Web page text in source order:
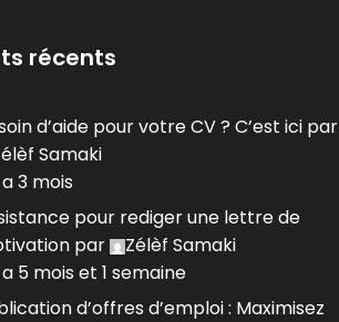
récents
d’aide pour votre CV ? C’est ici par
Samaki
3 mois
pour rediger une lettre de
par
Zélèf Samaki
5 mois et 1 semaine
d’offres d’emploi : Maximisez